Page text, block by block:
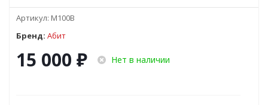
Артикул: М100В
Бренд: Абит
15 000 ₽ Нет в наличии